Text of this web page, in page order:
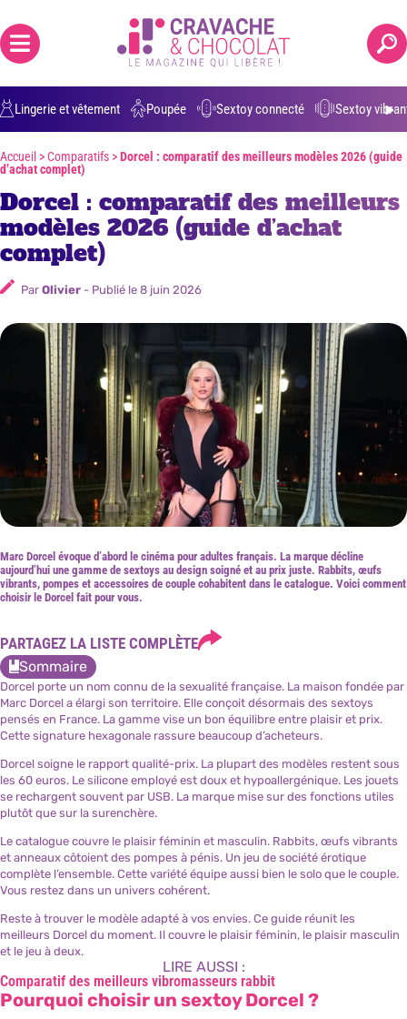
Lingerie et vêtement Poupée Sextoy connecté Sextoy
grossesse Anulingus Ejaculation buccale Parler de
Accueil >Comparatifs >Dorcel : comparatif des meilleurs modèles 2026 (guide
d’achat complet)
Dorcel : comparatif des meilleurs
modèles 2026 (guide d’achat
complet)
Par Olivier - Publié le 8 juin 2026
Marc Dorcel évoque d’abord le cinéma pour adultes français. La marque décline
aujourd’hui une gamme de sextoys au design soigné et au prix juste. Rabbits, œufs
vibrants, pompes et accessoires de couple cohabitent dans le catalogue. Voici comment
choisir le Dorcel fait pour vous.
PARTAGEZ LA LISTE COMPLÈTE
Sommaire
Dorcel porte un nom connu de la sexualité française. La maison fondée par
Marc Dorcel a élargi son territoire. Elle conçoit désormais des sextoys
pensés en France. La gamme vise un bon équilibre entre plaisir et prix.
Cette signature hexagonale rassure beaucoup d’acheteurs.
Dorcel soigne le rapport qualité-prix. La plupart des modèles restent sous
les 60 euros. Le silicone employé est doux et hypoallergénique. Les jouets
se rechargent souvent par USB. La marque mise sur des fonctions utiles
plutôt que sur la surenchère.
Le catalogue couvre le plaisir féminin et masculin. Rabbits, œufs vibrants
et anneaux côtoient des pompes à pénis. Un jeu de société érotique
complète l’ensemble. Cette variété équipe aussi bien le solo que le couple.
Vous restez dans un univers cohérent.
Reste à trouver le modèle adapté à vos envies. Ce guide réunit les
meilleurs Dorcel du moment. Il couvre le plaisir féminin, le plaisir masculin
et le jeu à deux.
LIRE AUSSI :
Comparatif des meilleurs vibromasseurs rabbit
Pourquoi choisir un sextoy Dorcel ?